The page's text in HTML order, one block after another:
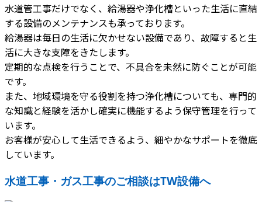
水道管工事だけでなく、給湯器や浄化槽といった生活に直結
する設備のメンテナンスも承っております。
給湯器は毎日の生活に欠かせない設備であり、故障すると生
活に大きな支障をきたします。
定期的な点検を行うことで、不具合を未然に防ぐことが可能
です。
また、地域環境を守る役割を持つ浄化槽についても、専門的
な知識と経験を活かし確実に機能するよう保守管理を行って
います。
お客様が安心して生活できるよう、細やかなサポートを徹底
しています。
水道工事・ガス工事のご相談はTW設備へ